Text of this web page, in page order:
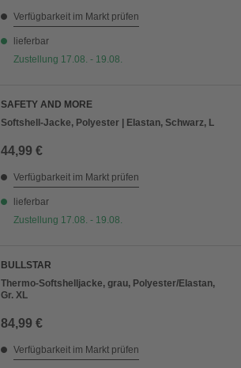
Verfügbarkeit im Markt prüfen
lieferbar
Zustellung 17.08. - 19.08.
SAFETY AND MORE
Softshell-Jacke, Polyester | Elastan, Schwarz, L
44,99 €
Verfügbarkeit im Markt prüfen
lieferbar
Zustellung 17.08. - 19.08.
BULLSTAR
Thermo-Softshelljacke, grau, Polyester/Elastan,
Gr. XL
84,99 €
Verfügbarkeit im Markt prüfen